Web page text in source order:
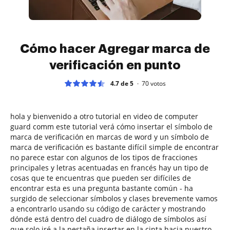
Cómo hacer Agregar marca de
verificación en punto
4.7 de 5 70votos
hola y bienvenido a otro tutorial en video de computer
guard comm este tutorial verá cómo insertar el símbolo de
marca de verificación en marcas de word y un símbolo de
marca de verificación es bastante difícil simple de encontrar
no parece estar con algunos de los tipos de fracciones
principales y letras acentuadas en francés hay un tipo de
cosas que te encuentras que pueden ser difíciles de
encontrar esta es una pregunta bastante común - ha
surgido de seleccionar símbolos y clases brevemente vamos
a encontrarlo usando su código de carácter y mostrando
dónde está dentro del cuadro de diálogo de símbolos así